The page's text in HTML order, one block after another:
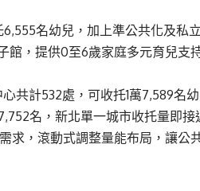
名幼兒，加上準公共化及私
館，提供0至6歲家庭多元育兒支
共計532處，可收托1萬7,589名
名，新北單一城市收托量即
求，滾動式調整量能布局，讓公